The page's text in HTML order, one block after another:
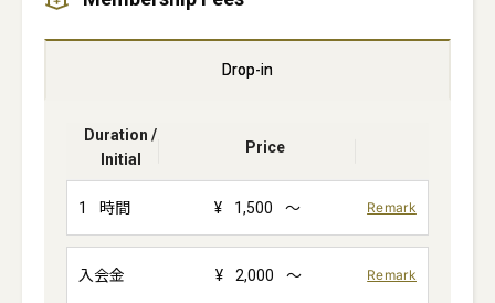
Drop-in
Duration /
Initial
Price
1 時間 ¥ 1,500 ～ Remark
入会金 ¥ 2,000 ～ Remark